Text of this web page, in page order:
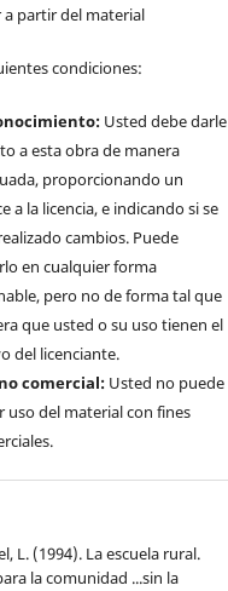
a partir del material
condiciones:
Usted debe darle
a esta obra de manera
proporcionando un
a la licencia, e indicando si se
cambios. Puede
en cualquier forma
pero no de forma tal que
que usted o su uso tienen el
del licenciante.
comercial: Usted no puede
uso del material con fines
L. (1994). La escuela rural.
la comunidad ...sin la